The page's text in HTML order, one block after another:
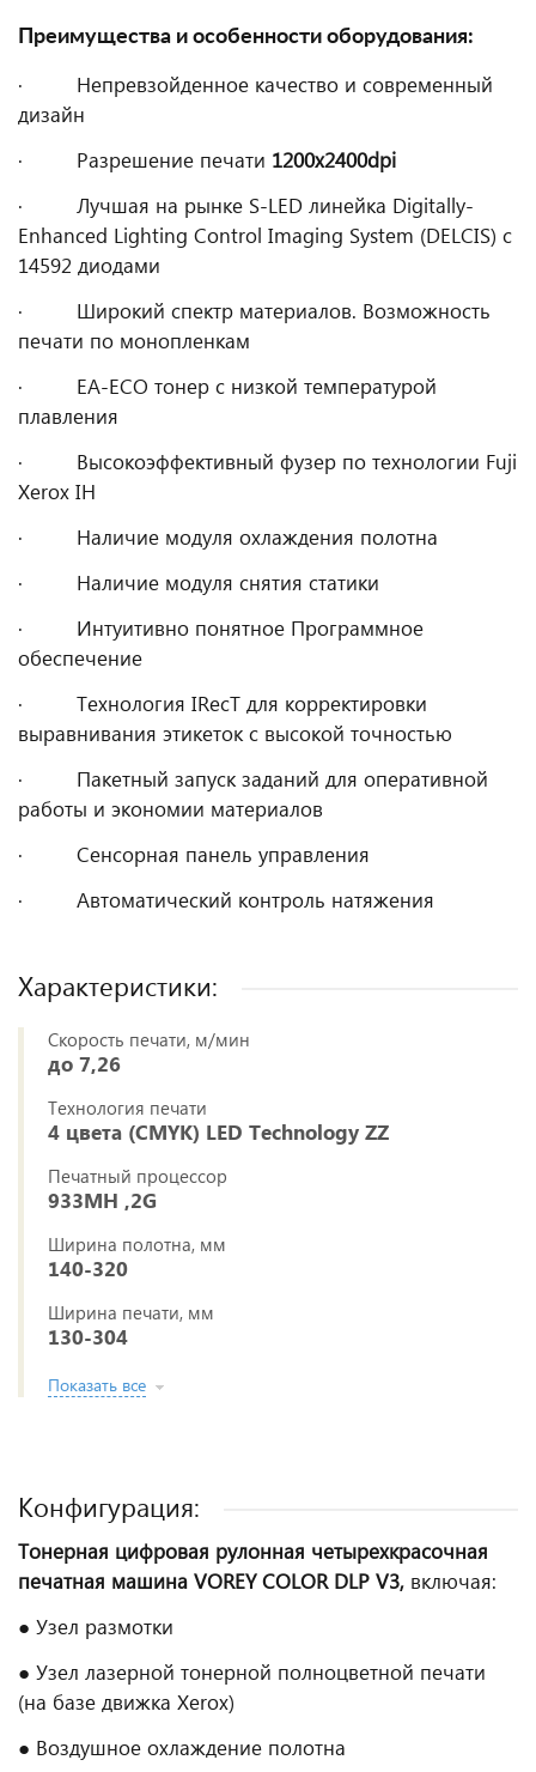
Преимущества и особенности оборудования:
· Непревзойденное качество и современный
дизайн
· Разрешение печати 1200х2400dpi
· Лучшая на рынке S-LED линейка Digitally-
Enhanced Lighting Control Imaging System (DELCIS) c
14592 диодами
· Широкий спектр материалов. Возможность
печати по монопленкам
· EA-ECO тонер с низкой температурой
плавления
· Высокоэффективный фузер по технологии Fuji
Xerox IH
· Наличие модуля охлаждения полотна
· Наличие модуля снятия статики
· Интуитивно понятное Программное
обеспечение
· Технология IRecT для корректировки
выравнивания этикеток с высокой точностью
· Пакетный запуск заданий для оперативной
работы и экономии материалов
· Сенсорная панель управления
· Автоматический контроль натяжения
Характеристики:
Скорость печати, м/мин
до 7,26
Технология печати
4 цвета (CMYK) LED Technology ZZ
Печатный процессор
933MH ,2G
Ширина полотна, мм
140-320
Ширина печати, мм
130-304
Показать все
Конфигурация:
Тонерная цифровая рулонная четырехкрасочная
печатная машина VOREY COLOR DLP V3, включая:
● Узел размотки
● Узел лазерной тонерной полноцветной печати
(на базе движка Xerox)
● Воздушное охлаждение полотна